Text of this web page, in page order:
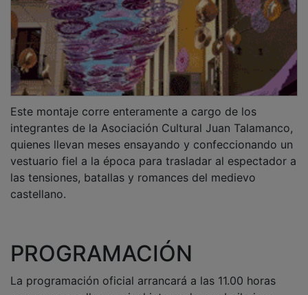
cetreros, malabaristas y personajes de la fantasía
medieval. Media hora más tarde se inaugurará el
Mercado Medieval.
A partir de ahí habrá teatro de calle, una batalla
medieval infantil participativa con catapulta a tamaño
real, una exhibición de vuelo libre de aves rapaces e
inicio de la exhibición de Combates Medievales, un
pasacalles con músicos medievales y danzas
participativas y más teatro de títeres.
Desde las 17.30 horas, se sucederá otro pasacalles
(segundo pase) y una más de vuelo libre de aves
rapaces, una búsqueda del tesoro familiar y, a las
Mayor.